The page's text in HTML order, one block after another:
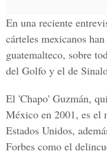
En una reciente
cárteles mexicanos
guatemalteco, sobre
del Golfo y el de
El 'Chapo' Guzmán,
México en 2001, es el
Estados Unidos,
Forbes como el